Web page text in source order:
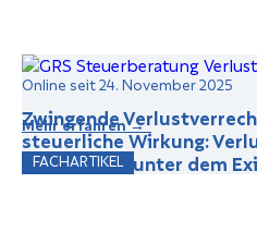
FACHARTIKEL
Online seit 24. November 2025
Zwingende
steuerliche Wirkung:
Einkommen unter dem
Mehr erfahren →